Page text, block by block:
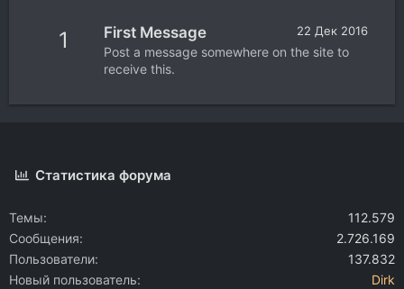
1 22 Дек 2016
First Message
Post a message somewhere on the site to
receive this.
Статистика форума
Темы
112.579
Сообщения
2.726.169
Пользователи
137.832
Новый пользователь
Dirk